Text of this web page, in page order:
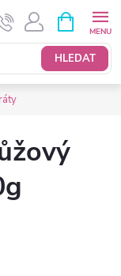
HLEDAT
NÁKUPNÍ
KOŠÍK